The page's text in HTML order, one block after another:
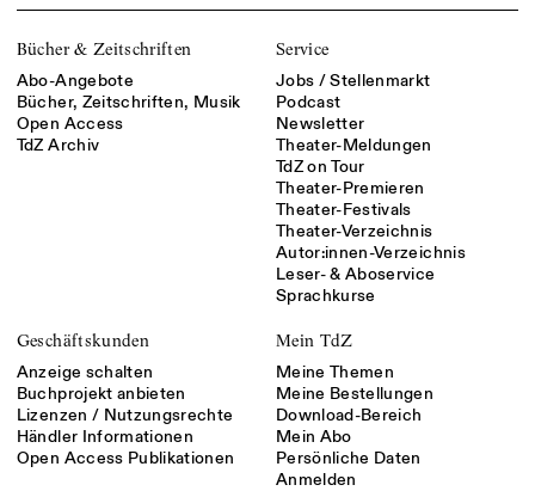
Bücher & Zeitschriften
Abo-Angebote
Bücher, Zeitschriften, Musik
Open Access
TdZ Archiv
Service
Jobs / Stellenmarkt
Podcast
Newsletter
Theater-Meldungen
TdZ on Tour
Theater-Premieren
Theater-Festivals
Theater-Verzeichnis
Autor:innen-Verzeichnis
Leser- & Aboservice
Sprachkurse
Geschäftskunden
Anzeige schalten
Buchprojekt anbieten
Lizenzen / Nutzungsrechte
Händler Informationen
Open Access Publikationen
Mein TdZ
Meine Themen
Meine Bestellungen
Download-Bereich
Mein Abo
Persönliche Daten
Anmelden